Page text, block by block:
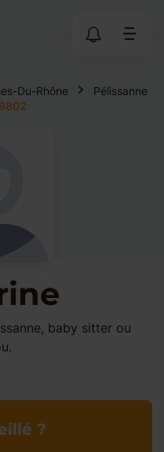
Du-Rhône
Pélissanne
baby sitter ou
?